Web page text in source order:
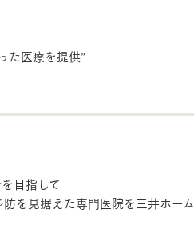
た医療を提供”
目指して
を見据えた専門医院を三井ホーム